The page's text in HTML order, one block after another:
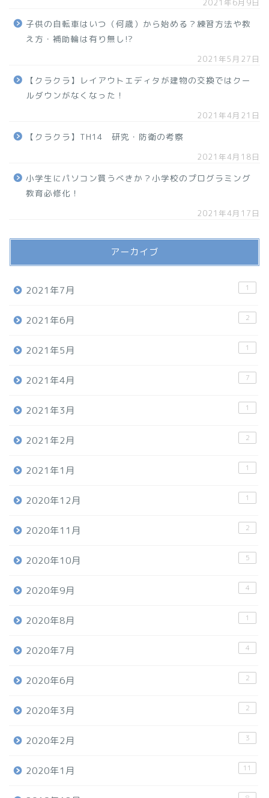
2021年6月9日
子供の自転車はいつ（何歳）から始める？練習方法や教
え方・補助輪は有り無し!?
2021年5月27日
【クラクラ】レイアウトエディタが建物の交換ではクー
ルダウンがなくなった！
2021年4月21日
【クラクラ】TH14 研究・防衛の考察
2021年4月18日
小学生にパソコン買うべきか？小学校のプログラミング
教育必修化！
2021年4月17日
アーカイブ
2021年7月 1
2021年6月 2
2021年5月 1
2021年4月 7
2021年3月 1
2021年2月 2
2021年1月 1
2020年12月 1
2020年11月 2
2020年10月 5
2020年9月 4
2020年8月 1
2020年7月 4
2020年6月 2
2020年3月 2
2020年2月 3
2020年1月 11